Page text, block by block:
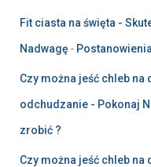
Fit ciasta na święta -
Nadwagę -
Czy można jeść chleb
odchudzanie - Pokonaj
zrobić ?
Czy można jeść chleb